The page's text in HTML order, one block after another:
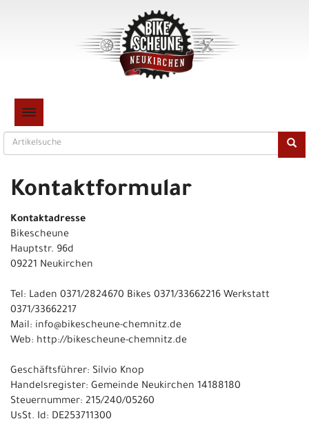
TOGGLE NAVIGATION
Kontaktformular
Kontaktadresse
Bikescheune
Hauptstr. 96d
09221 Neukirchen
Tel: Laden 0371/2824670 Bikes 0371/33662216 Werkstatt
0371/33662217
Mail: info@bikescheune-chemnitz.de
Web: http://bikescheune-chemnitz.de
Geschäftsführer: Silvio Knop
Handelsregister: Gemeinde Neukirchen 14188180
Steuernummer: 215/240/05260
UsSt. Id: DE253711300